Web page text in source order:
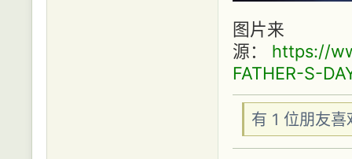
图片来
源： https://
FATHER-S-
有 1 位朋友